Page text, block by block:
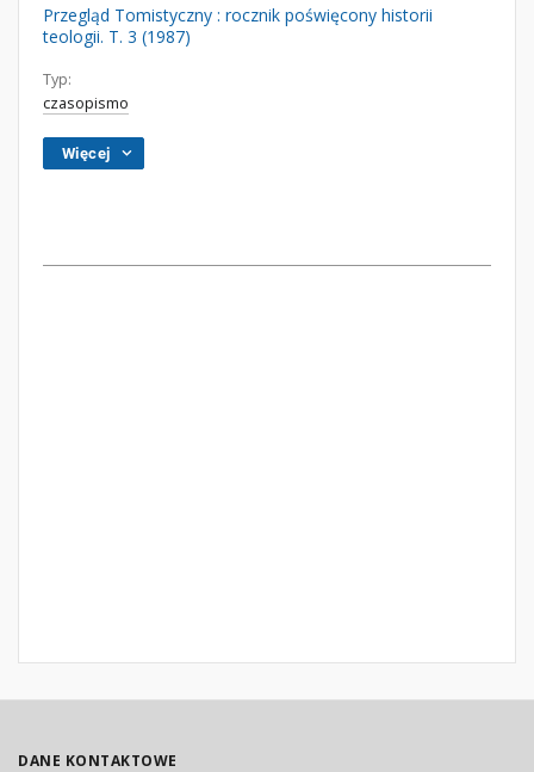
Przegląd Tomistyczny : rocznik poświęcony historii
teologii. T. 3 (1987)
Typ:
czasopismo
Więcej
DANE KONTAKTOWE